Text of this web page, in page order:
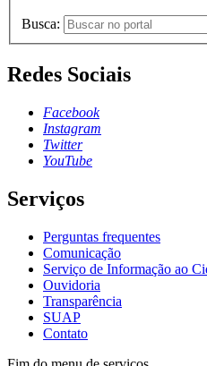
Busca:
Redes Sociais
Facebook
Instagram
Twitter
YouTube
Serviços
Perguntas frequentes
Comunicação
Serviço de Informação ao
Ouvidoria
Transparência
SUAP
Contato